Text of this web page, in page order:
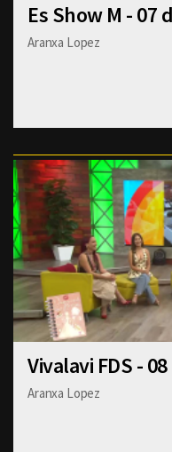
Es Show M - 07
Aranxa Lopez
Vivalavi FDS -
Aranxa Lopez